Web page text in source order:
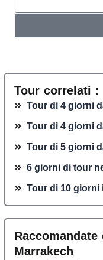
Tour correlati :
Tour di 4 giorni
Tour di 4 giorni
Tour di 5 giorni
6 giorni di tour
Tour di 10 giorni
Marrakech